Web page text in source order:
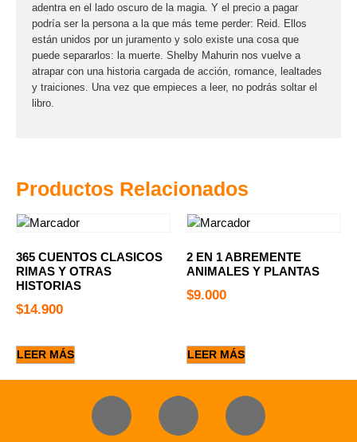
Productos Relacionados
365 CUENTOS CLASICOS
RIMAS Y OTRAS
HISTORIAS
$14.900
LEER MÁS
2 EN 1 ABREMENTE
ANIMALES Y PLANTAS
$9.000
LEER MÁS
adentra en el lado oscuro de la magia. Y el precio a pagar
podría ser la persona a la que más teme perder: Reid. Ellos
están unidos por un juramento y solo existe una cosa que
puede separarlos: la muerte. Shelby Mahurin nos vuelve a
atrapar con una historia cargada de acción, romance, lealtades
y traiciones. Una vez que empieces a leer, no podrás soltar el
libro.